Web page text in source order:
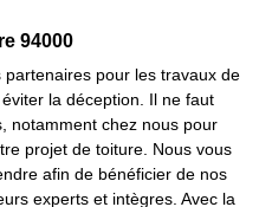
94000
pour les travaux de
la déception. Il ne faut
notamment chez nous pour
projet de toiture. Nous vous
afin de bénéficier de nos
experts et intègres. Avec la